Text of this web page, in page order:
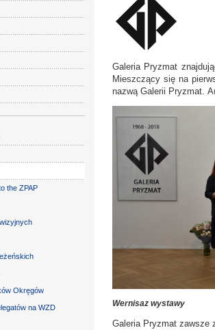
Galeria Pryzmat
Mieszczący się na
nazwą Galerii Pryzmat.
Wernisaz wystawy
Galeria Pryzmat zawsze
the ZPAP
Okręgów
na WZD